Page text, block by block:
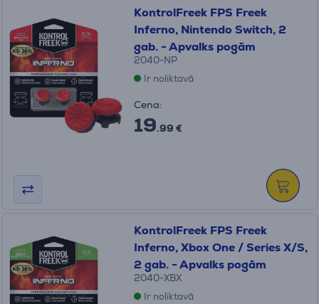
KontrolFreek FPS Freek
Inferno, Nintendo Switch, 2
gab. - Apvalks pogām
2040-NP
Ir noliktavā
Cena:
19.99 €
KontrolFreek FPS Freek
Inferno, Xbox One / Series X/S,
2 gab. - Apvalks pogām
2040-XBX
Ir noliktavā